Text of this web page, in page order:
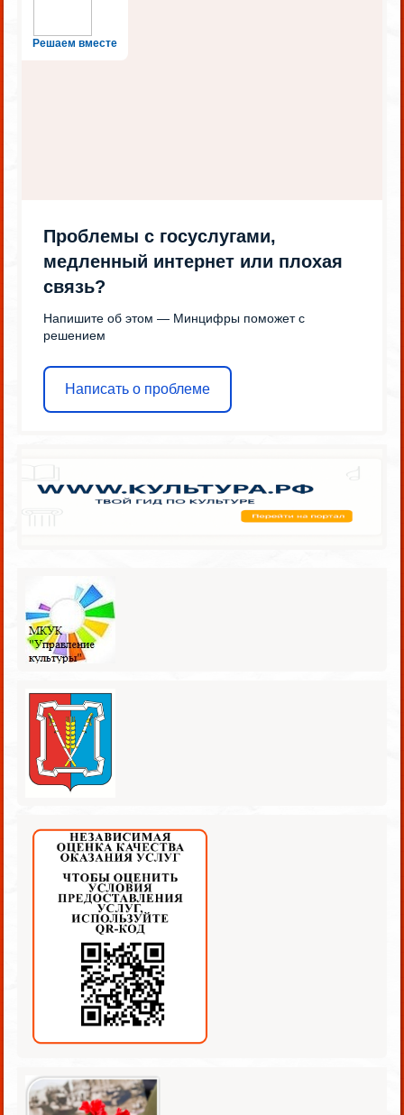
Решаем вместе
Проблемы с госуслугами,
медленный интернет или плохая
связь?
Напишите об этом — Минцифры поможет с
решением
Написать о проблеме